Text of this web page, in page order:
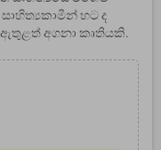
හට ද
අගනා කෘතියකි.